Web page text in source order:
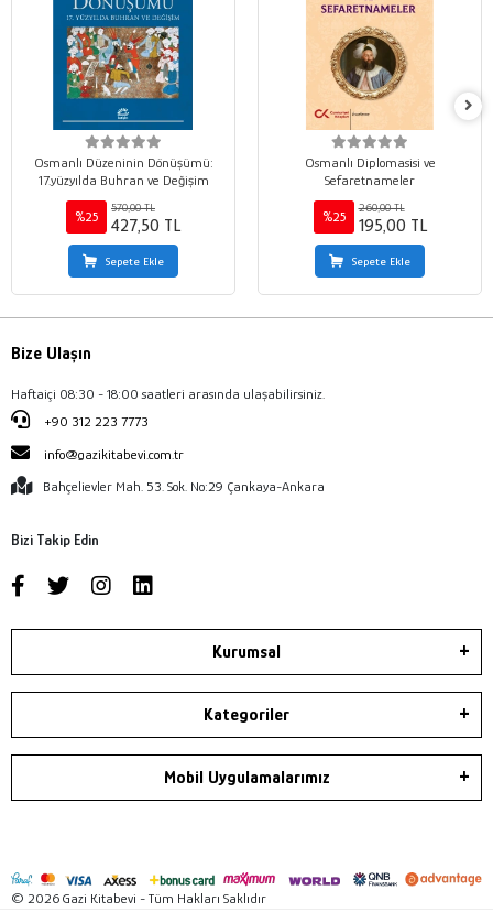
Osmanlı Düzeninin Dönüşümü:
17.yüzyılda Buhran ve Değişim
%25
570,00 TL
427,50 TL
Sepete Ekle
Osmanlı Diplomasisi ve
Sefaretnameler
%25
260,00 TL
195,00 TL
Sepete Ekle
Bize Ulaşın
Haftaiçi 08:30 - 18:00 saatleri arasında ulaşabilirsiniz.
+90 312 223 7773
info@gazikitabevi.com.tr
Bahçelievler Mah. 53. Sok. No:29 Çankaya-Ankara
Bizi Takip Edin
Kurumsal
Kategoriler
Mobil Uygulamalarımız
© 2026 Gazi Kitabevi - Tüm Hakları Saklıdır